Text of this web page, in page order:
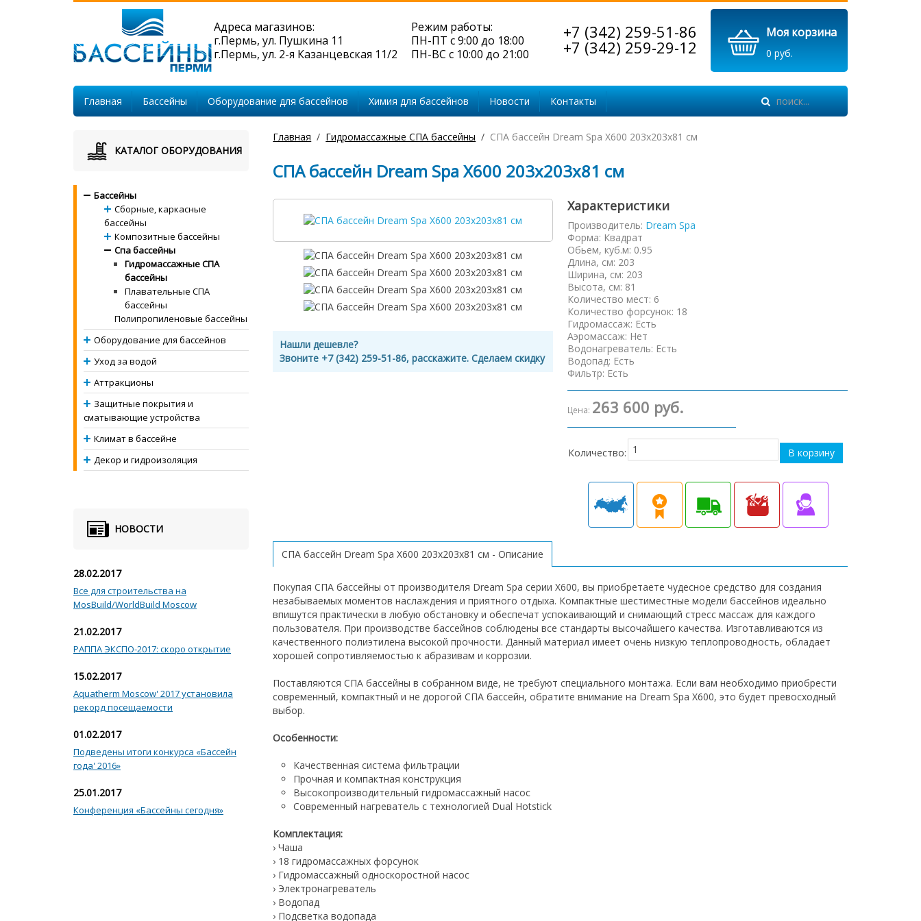
Моя корзина
0 руб.
+7 (342) 259-51-86
+7 (342) 259-29-12
Режим работы:
ПН-ПТ с 9:00 до 18:00
ПН-ВС с 10:00 до 21:00
Адреса магазинов:
г.Пермь, ул. Пушкина 11
г.Пермь, ул. 2-я Казанцевская 11/2
Главная Бассейны Оборудование для бассейнов Химия для бассейнов Новости Контакты
Главная Гидромассажные СПА бассейны СПА бассейн Dream Spa X600 203х203х81 см
СПА бассейн Dream Spa X600 203х203х81 см
Нашли дешевле?
Звоните +7 (342) 259-51-86, расскажите. Сделаем скидку
Характеристики
Производитель: Dream Spa
Форма: Квадрат
Обьем, куб.м: 0.95
Длина, см: 203
Ширина, см: 203
Высота, см: 81
Количество мест: 6
Количество форсунок: 18
Гидромассаж: Есть
Аэромассаж: Нет
Водонагреватель: Есть
Водопад: Есть
Фильтр: Есть
Цена: 263 600 руб.
Количество:
СПА бассейн Dream Spa X600 203х203х81 см - Описание
Покупая СПА бассейны от производителя Dream Spa серии X600, вы приобретаете чудесное средство для создания
незабываемых моментов наслаждения и приятного отдыха. Компактные шестиместные модели бассейнов идеально
впишутся практически в любую обстановку и обеспечат успокаивающий и снимающий стресс массаж для каждого
пользователя. При производстве бассейнов соблюдены все стандарты высочайшего качества. Изготавливаются из
качественного полиэтилена высокой прочности. Данный материал имеет очень низкую теплопроводность, обладает
хорошей сопротивляемостью к абразивам и коррозии.
Поставляются СПА бассейны в собранном виде, не требуют специального монтажа. Если вам необходимо приобрести
современный, компактный и не дорогой СПА бассейн, обратите внимание на Dream Spa X600, это будет превосходный
выбор.
Особенности:
Качественная система фильтрации
Прочная и компактная конструкция
Высокопроизводительный гидромассажный насос
Современный нагреватель с технологией Dual Hotstick
Комплектация:
› Чаша
› 18 гидромассажных форсунок
› Гидромассажный односкоростной насос
› Электронагреватель
› Водопад
› Подсветка водопада
КАТАЛОГ ОБОРУДОВАНИЯ
Бассейны
Сборные, каркасные
бассейны
Композитные бассейны
Спа бассейны
Гидромассажные СПА
бассейны
Плавательные СПА
бассейны
Полипропиленовые бассейны
Оборудование для бассейнов
Уход за водой
Аттракционы
Защитные покрытия и
сматывающие устройства
Климат в бассейне
Декор и гидроизоляция
НОВОСТИ
28.02.2017
Все для строительства на
MosBuild/WorldBuild Moscow
21.02.2017
РАППА ЭКСПО-2017: скоро открытие
15.02.2017
Aquatherm Moscow' 2017 установила
рекорд посещаемости
01.02.2017
Подведены итоги конкурса «Бассейн
года' 2016»
25.01.2017
Конференция «Бассейны сегодня»